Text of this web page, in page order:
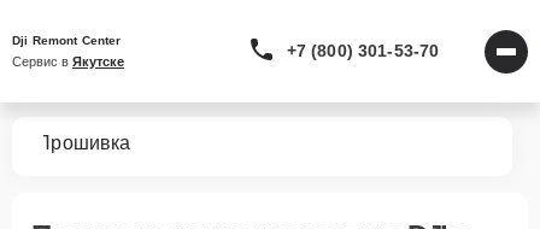
Dji Remont Center
Сервис в Якутске
+7 (800) 301-53-70
Прошивка